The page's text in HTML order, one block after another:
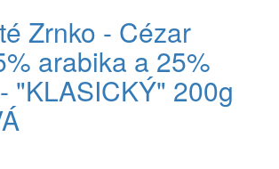
Zrnko - Cézar
arabika a 25%
"KLASICKÝ" 200g